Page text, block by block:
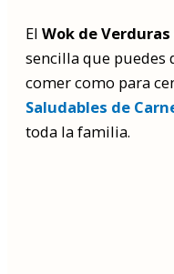
El Wok de
sencilla que puedes
comer como para
Saludables de
toda la familia.